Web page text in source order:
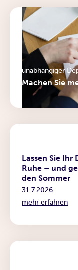
Lassen Sie Ihr
Ruhe – und
den Sommer
31.7.2026
mehr erfahren
unabhängiger
Machen Sie